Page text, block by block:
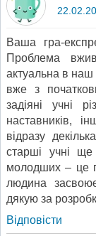
Ваша гра-
Проблема
актуальна в наш
вже з
задіяні учні
наставників,
відразу
старші учні
молодших – це
людина
дякую за
Відповіcти